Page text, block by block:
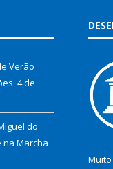
Verão
4 de
do
na Marcha